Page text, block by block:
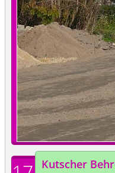
Kutscher